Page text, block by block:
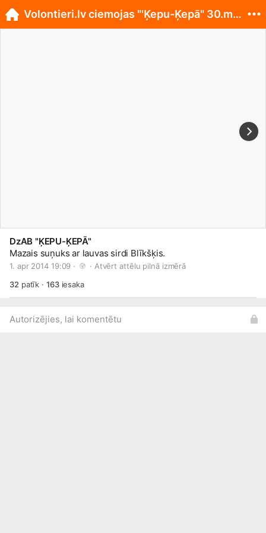
DzAB "ĶEPU-ĶEPĀ"
Mazais suņuks ar lauvas sirdi Blīkšķis.
1. apr 2014 19:09 · · Atvērt attēlu pilnā izmērā
32 patīk · 163iesaka
Autorizējies, lai komentētu
Volontieri.lv ciemojas "'Ķepu-Ķepā" 30.martā